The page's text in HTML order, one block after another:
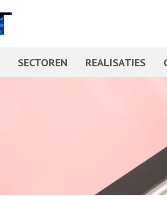
SECTOREN REALISATIES